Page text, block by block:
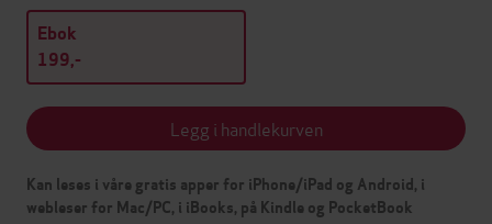
Ebok
199,-
Legg i handlekurven
Kan leses i våre gratis apper for iPhone/iPad og Android, i
webleser for Mac/PC, i iBooks, på Kindle og PocketBook